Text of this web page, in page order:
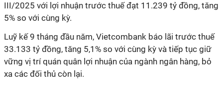
III/2025 với lợi nhuận trước thuế đạt 11.239 tỷ đồng, tăng
5% so với cùng kỳ.
Luỹ kế 9 tháng đầu năm, Vietcombank báo lãi trước thuế
33.133 tỷ đồng, tăng 5,1% so với cùng kỳ và tiếp tục giữ
vững vị trí quán quân lợi nhuận của ngành ngân hàng, bỏ
xa các đối thủ còn lại.